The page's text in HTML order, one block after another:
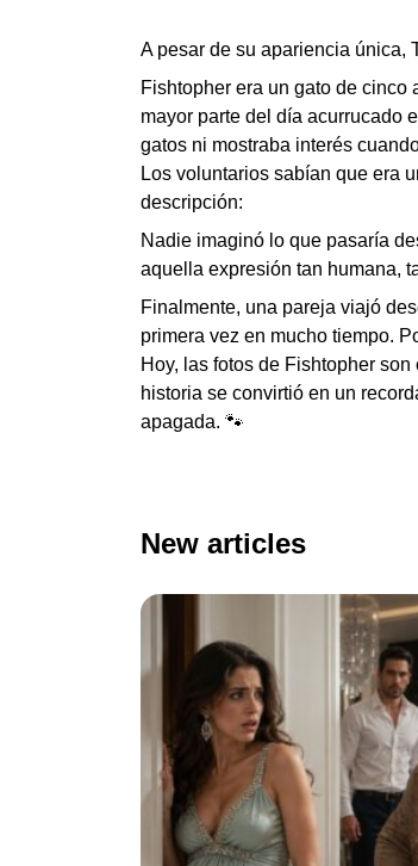
A pesar de su apariencia única,
Fishtopher era un gato de
mayor parte del día acurrucado
gatos ni mostraba interés
Los voluntarios sabían que era
descripción:
Nadie imaginó lo que pasaría
aquella expresión tan humana,
Finalmente, una pareja viajó
primera vez en mucho tiempo.
Hoy, las fotos de Fishtopher
historia se convirtió en un
apagada. 🐾
New articles